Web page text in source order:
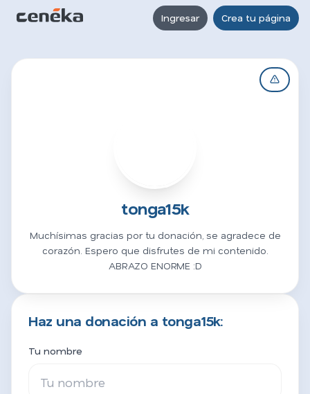
Ingresar Crea tu página
tonga15k
Muchísimas gracias por tu donación, se agradece de
corazón. Espero que disfrutes de mi contenido.
ABRAZO ENORME :D
Haz una donación a tonga15k:
Tu nombre